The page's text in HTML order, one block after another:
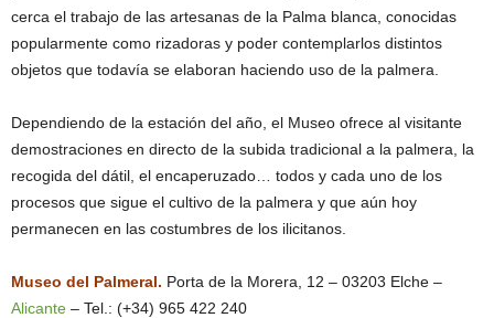
cerca el trabajo de las artesanas de la Palma blanca, conocidas
popularmente como rizadoras y poder contemplarlos distintos
objetos que todavía se elaboran haciendo uso de la palmera.
Dependiendo de la estación del año, el Museo ofrece al visitante
demostraciones en directo de la subida tradicional a la palmera, la
recogida del dátil, el encaperuzado… todos y cada uno de los
procesos que sigue el cultivo de la palmera y que aún hoy
permanecen en las costumbres de los ilicitanos.
Museo del Palmeral. Porta de la Morera, 12 – 03203 Elche –
Alicante – Tel.: (+34) 965 422 240